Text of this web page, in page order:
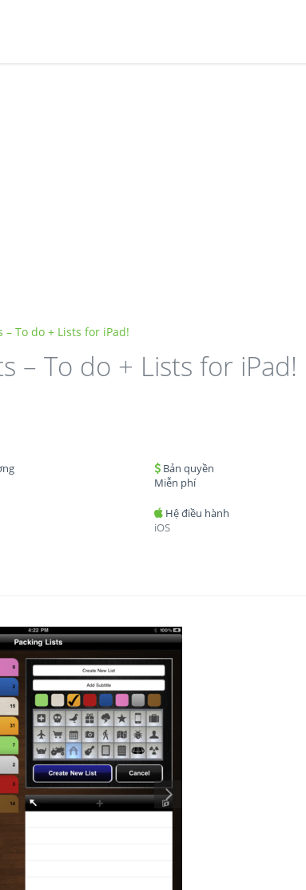
– To do + Lists for iPad!
– To do + Lists for iPad!
Bản quyền
Miễn phí
Hệ điều hành
iOS